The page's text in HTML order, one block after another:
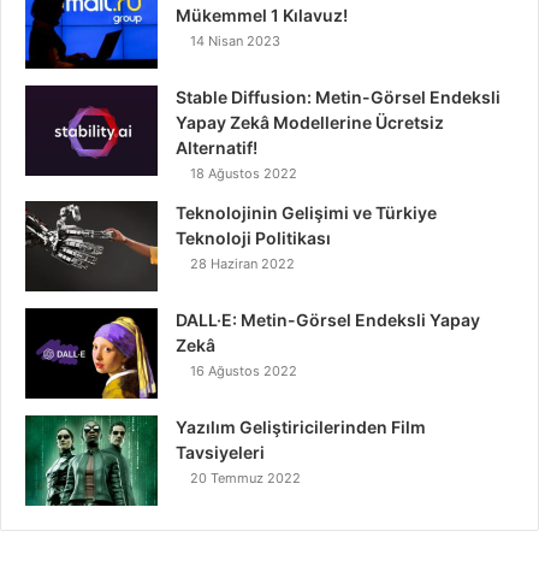
Mükemmel 1 Kılavuz!
14 Nisan 2023
Stable Diffusion: Metin-Görsel Endeksli
Yapay Zekâ Modellerine Ücretsiz
Alternatif!
18 Ağustos 2022
Teknolojinin Gelişimi ve Türkiye
Teknoloji Politikası
28 Haziran 2022
DALL·E: Metin-Görsel Endeksli Yapay
Zekâ
16 Ağustos 2022
Yazılım Geliştiricilerinden Film
Tavsiyeleri
20 Temmuz 2022